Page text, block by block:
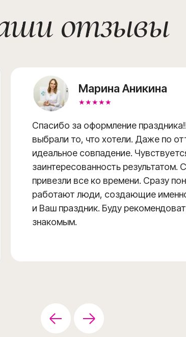
отзывы
Марина Аникина
Спасибо за оформление
выбрали то, что хотели. Даже по
идеальное совпадение.
заинтересованность результатом.
привезли все ко времени. Сразу
работают люди, создающие
и Ваш праздник. Буду
знакомым.
★★★★★